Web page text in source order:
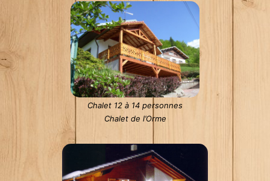
Chalet 12 à 14 personnes
Chalet de l’Orme